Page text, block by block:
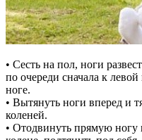
• Сесть на пол, ноги
по очереди сначала к
ноге.
• Вытянуть ноги вперед и
коленей.
• Отодвинуть прямую ногу